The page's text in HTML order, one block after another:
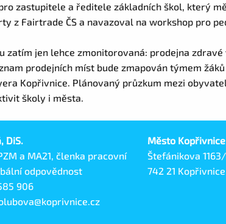
zastupitele a ředitele základních škol, který
z Fairtrade ČS a navazoval na workshop pro
zatím jen lehce zmonitorovaná: prodejna zdravé
prodejních míst bude zmapován týmem
Kopřivnice. Plánovaný průzkum mezi
školy i města.
DiS.
a MA21, členka pracovní
odpovědnost
906
Město Kopřivnice
Štefánikova
742 21 Kopřivnice